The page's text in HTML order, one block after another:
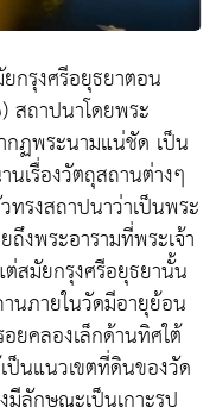
กรุงศรีอยุธยาตอน
ถาปนาโดยพระ
กฏพระนามแน่ชัด เป็น
เรื่องวัตถุสถานต่างๆ
ทรงสถาปนาว่าเป็นพระ
งพระอารามที่พระเจ้า
สมัยกรุงศรีอยุธยานั้น
นภายในวัดมีอายุย้อน
ยคลองเล็กด้านทิศใต้
นแนวเขตที่ดินของวัด